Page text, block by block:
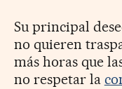
Su principal
no quieren
más horas que
no respetar la